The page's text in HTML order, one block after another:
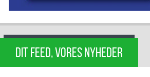
DIT FEED, VORES NYHEDER